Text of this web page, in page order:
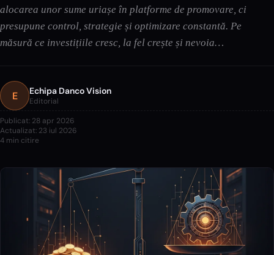
alocarea unor sume uriașe în platforme de promovare, ci
presupune control, strategie și optimizare constantă. Pe
măsură ce investițiile cresc, la fel crește și nevoia…
E Echipa Danco Vision
Editorial
Publicat: 28 apr 2026
Actualizat: 23 iul 2026
4 min citire